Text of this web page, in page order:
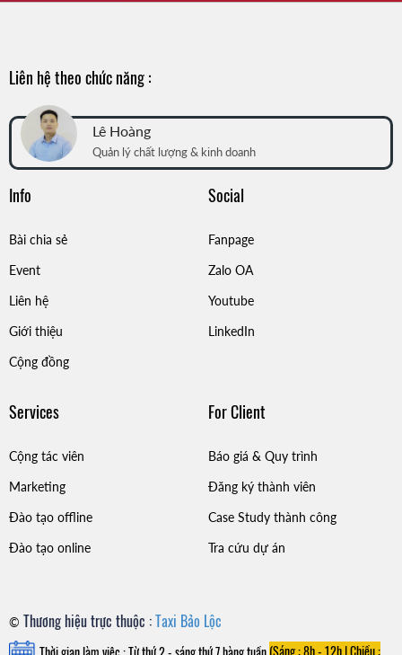
Liên hệ theo chức năng :
Lê Hoàng
Quản lý chất lượng & kinh doanh
Info
Bài chia sẻ
Event
Liên hệ
Giới thiệu
Cộng đồng
Social
Fanpage
Zalo OA
Youtube
LinkedIn
Services
Cộng tác viên
Marketing
Đào tạo offline
Đào tạo online
For Client
Báo giá & Quy trình
Đăng ký thành viên
Case Study thành công
Tra cứu dự án
© Thương hiệu trực thuộc :Taxi Bảo Lộc
Thời gian làm việc : Từ thứ 2 - sáng thứ 7 hàng tuần(Sáng : 8h - 12h |Chiều :